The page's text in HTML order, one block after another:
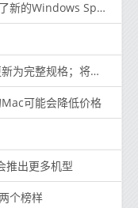
Windows Spellcheck
与Redmi K30 Ultra竞争
可能会降低价格
推出更多机型
个榜样